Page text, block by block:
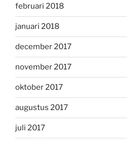
februari 2018
januari 2018
december 2017
november 2017
oktober 2017
augustus 2017
juli 2017